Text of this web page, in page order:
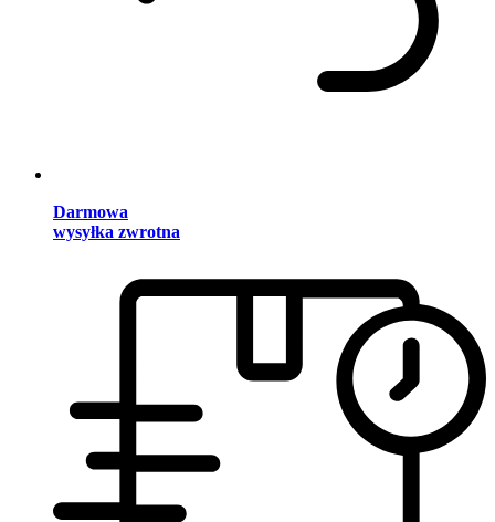
Darmowa
wysyłka zwrotna